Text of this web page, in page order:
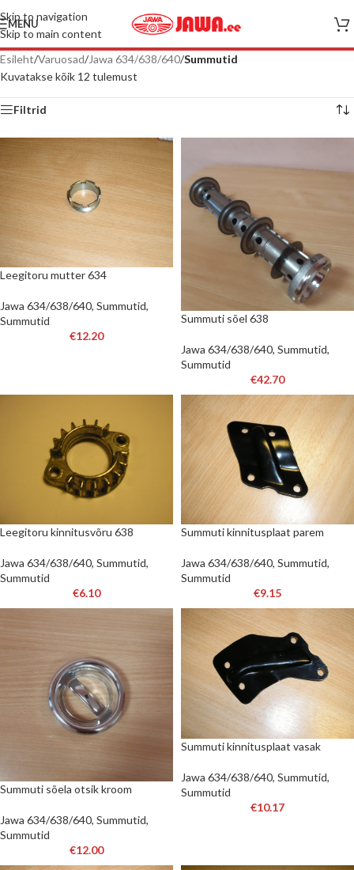
Skip to navigation
Skip to main content
MENU
Esileht/Varuosad/Jawa 634/638/640/Summutid
Kuvatakse kõik 12 tulemust
Filtrid
Leegitoru mutter 634
Jawa 634/638/640, Summutid,
Summutid
€12.20
Summuti sõel 638
Jawa 634/638/640, Summutid,
Summutid
€42.70
Leegitoru kinnitusvõru 638
Jawa 634/638/640, Summutid,
Summutid
€6.10
Summuti kinnitusplaat parem
Jawa 634/638/640, Summutid,
Summutid
€9.15
Summuti sõela otsik kroom
Jawa 634/638/640, Summutid,
Summutid
€12.00
Summuti kinnitusplaat vasak
Jawa 634/638/640, Summutid,
Summutid
€10.17